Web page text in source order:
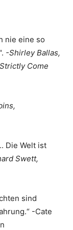
nie eine so
-Shirley Ballas,
Come
Die Welt ist
Swett,
sind
-Cate